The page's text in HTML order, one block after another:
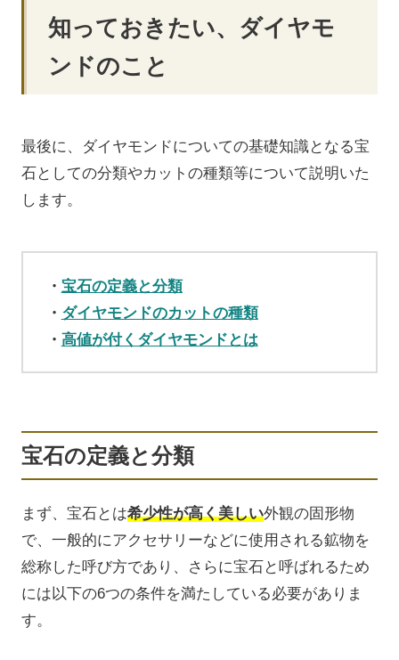
知っておきたい、ダイヤモ
ンドのこと
最後に、ダイヤモンドについての基礎知識となる宝
石としての分類やカットの種類等について説明いた
します。
宝石の定義と分類
ダイヤモンドのカットの種類
高値が付くダイヤモンドとは
宝石の定義と分類
まず、宝石とは希少性が高く美しい外観の固形物
で、一般的にアクセサリーなどに使用される鉱物を
総称した呼び方であり、さらに宝石と呼ばれるため
には以下の6つの条件を満たしている必要がありま
す。